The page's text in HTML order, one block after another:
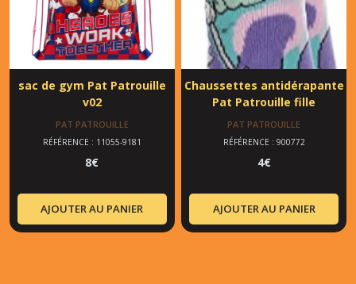
sac de gym Pat Patrouille
v02
PAT PATROUILLE
RÉFÉRENCE : 11055-9181
8€
AJOUTER AU PANIER
Chaussettes antidérapante
Pat Patrouille fille
PAT PATROUILLE
RÉFÉRENCE : 900772
4€
AJOUTER AU PANIER